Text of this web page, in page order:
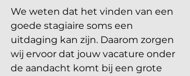
We weten dat het vinden van een
goede stagiaire soms een
uitdaging kan zijn. Daarom zorgen
wij ervoor dat jouw vacature onder
de aandacht komt bij een grote